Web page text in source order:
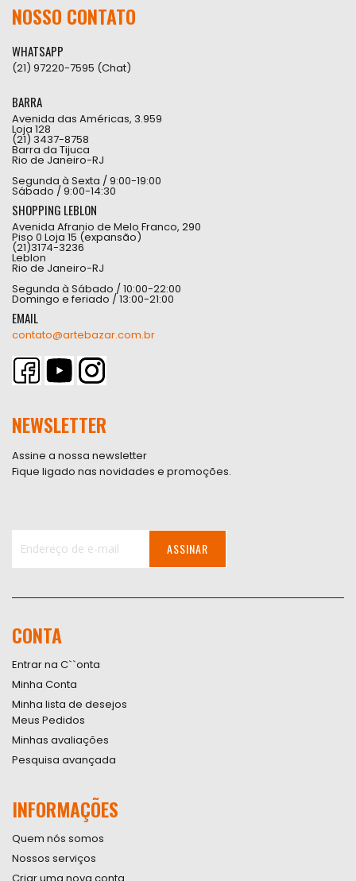
NOSSO CONTATO
WHATSAPP
(21) 97220-7595 (Chat)
BARRA
Avenida das Américas, 3.959
Loja 128
(21) 3437-8758
Barra da Tijuca
Rio de Janeiro-RJ
Segunda à Sexta / 9:00-19:00
Sábado / 9:00-14:30
SHOPPING LEBLON
Avenida Afranio de Melo Franco, 290
Piso 0 Loja 15 (expansão)
(21)3174-3236
Leblon
Rio de Janeiro-RJ
Segunda à Sábado / 10:00-22:00
Domingo e feriado / 13:00-21:00
EMAIL
contato@artebazar.com.br
NEWSLETTER
Assine a nossa newsletter
Fique ligado nas novidades e promoções.
Newsletter:
ASSINAR
CONTA
Entrar na C``onta
Minha Conta
Minha lista de desejos
Meus Pedidos
Minhas avaliações
Pesquisa avançada
INFORMAÇÕES
Quem nós somos
Nossos serviços